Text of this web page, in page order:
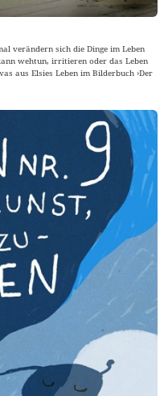
verändern sich die Dinge im Leben
wehtun, irritieren oder das Leben
aus Elsies Leben im Bilderbuch ›Der